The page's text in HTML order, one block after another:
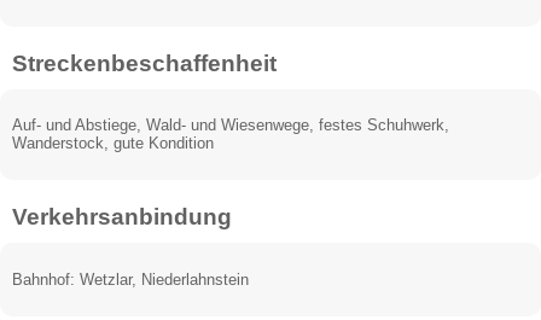
Streckenbeschaffenheit
Auf- und Abstiege, Wald- und Wiesenwege, festes Schuhwerk,
Wanderstock, gute Kondition
Verkehrsanbindung
Bahnhof: Wetzlar, Niederlahnstein